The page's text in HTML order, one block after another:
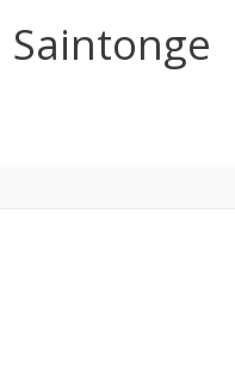
Saintonge